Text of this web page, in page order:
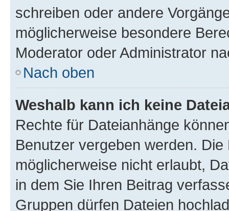
schreiben oder andere
möglicherweise besondere
Moderator oder Administrator
Nach oben
Weshalb kann ich keine
Rechte für Dateianhänge
Benutzer vergeben werden.
möglicherweise nicht erlaubt,
in dem Sie Ihren Beitrag
Gruppen dürfen Dateien